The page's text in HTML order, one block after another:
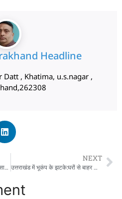
Headline
Datt , Khatima, u.s.nagar ,
उत्तराखंड में लाखों परिवारों को राहत, 5 साल से कम उम्र के बच्चों की राशन कार्ड e-KYC मिली से छूट
NEXT
उत्तराखंड में भूकंप के झटके:घरों से बाहर निकले लोग, बागेश्वर रहा केंद्र; पिथौरागढ़-ऋषिकेश तक असर दिखा